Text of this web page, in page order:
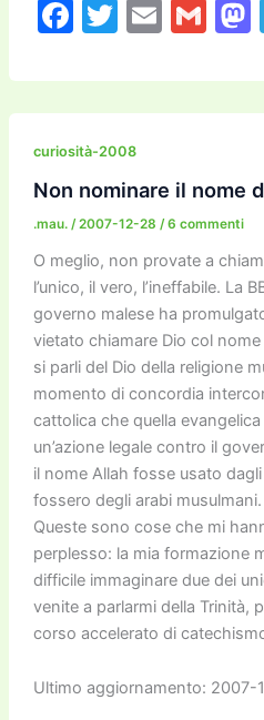
F
c
e
b
o
o
k
T
itt
er
E
ai
l
G
ai
l
curiosità-2008
Non nominare il nome
.mau. /2007-12-28 /6 commenti
O meglio, non provate a
l’unico, il vero, l’ineffabile. La
governo malese ha
vietato chiamare Dio col
si parli del Dio della religione
momento di concordia
cattolica che quella
un’azione legale contro il
il nome Allah fosse usato
fossero degli arabi musulmani.
Queste sono cose che mi
perplesso: la mia formazione
difficile immaginare due dei
venite a parlarmi della Trinità,
corso accelerato di
Ultimo aggiornamento: 2007-